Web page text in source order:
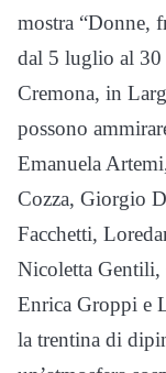
mostra “Donne,
dal 5 luglio al 30
Cremona, in
possono
Emanuela
Cozza, Giorgio
Facchetti,
Nicoletta Gentili,
Enrica Groppi e
la trentina di